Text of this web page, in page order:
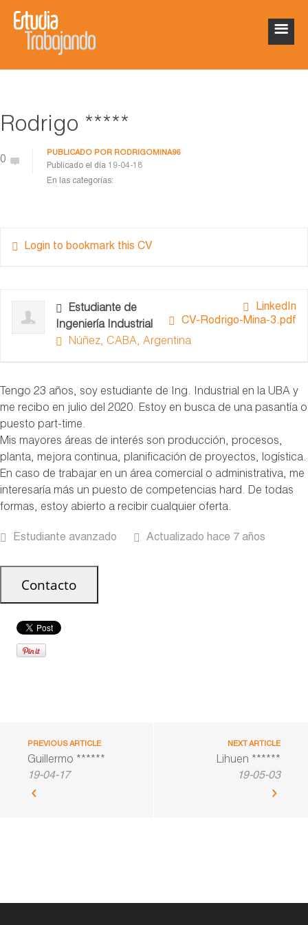
Rodrigo *****
0
PUBLICADO POR RODRIGOMINA96
Publicado el día 19-04-18
En las categorías:
Login to bookmark this CV
LinkedIn
CV-Rodrigo-Mina-3.pdf
Estudiante de
Ingeniería Industrial
Núñez, CABA, Argentina
Tengo 23 años, soy estudiante de Ing. Industrial en la UBA y
me recibo en julio del 2020. Estoy en busca de una pasantía o
puesto part-time.
Mis mayores áreas de interés son producción, procesos,
planta, mejora continua, planificación de proyectos, logística.
En caso de trabajar en un área comercial o administrativa, me
interesaría más un puesto de competencias hard. De todas
formas, estoy abierto a recibir cualquier oferta.
Estudiante avanzado Actualizado hace 7 años
PREVIOUS ARTICLE
Guillermo ******
19-04-17
NEXT ARTICLE
Lihuen ******
19-05-03